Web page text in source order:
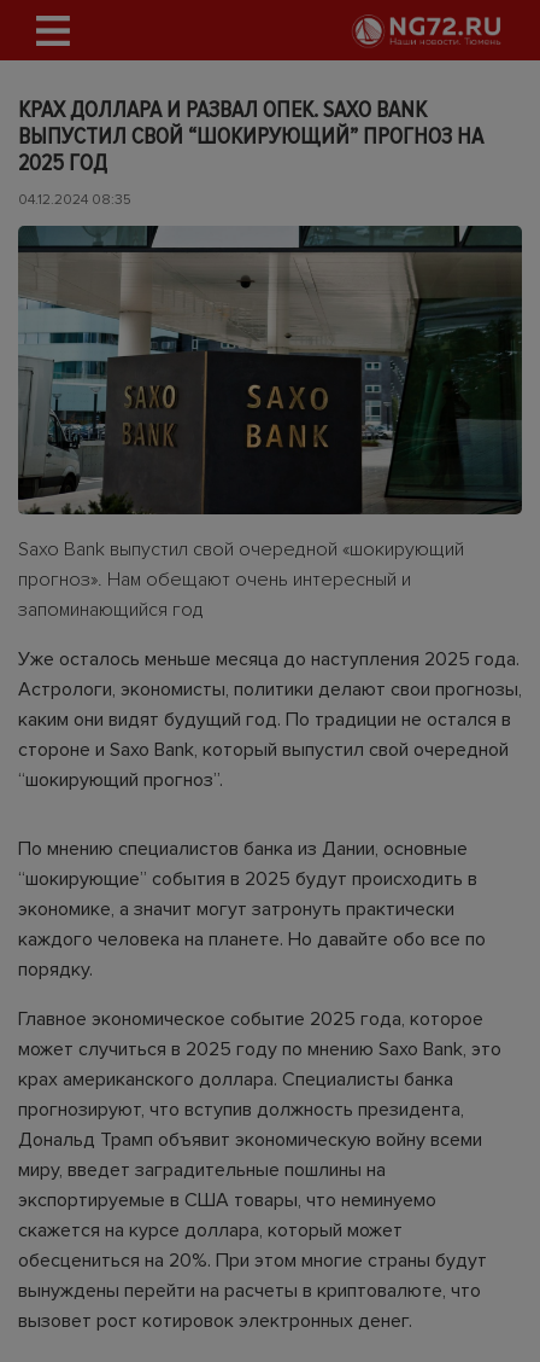
КРАХ ДОЛЛАРА И РАЗВАЛ ОПЕК. SAXO BANK
ВЫПУСТИЛ СВОЙ “ШОКИРУЮЩИЙ” ПРОГНОЗ НА
2025 ГОД
04.12.2024 08:35
Saxo Bank выпустил свой очередной «шокирующий
прогноз». Нам обещают очень интересный и
запоминающийся год
Уже осталось меньше месяца до наступления 2025 года.
Астрологи, экономисты, политики делают свои прогнозы,
каким они видят будущий год. По традиции не остался в
стороне и Saxo Bank, который выпустил свой очередной
“шокирующий прогноз”.
По мнению специалистов банка из Дании, основные
“шокирующие” события в 2025 будут происходить в
экономике, а значит могут затронуть практически
каждого человека на планете. Но давайте обо все по
порядку.
Главное экономическое событие 2025 года, которое
может случиться в 2025 году по мнению Saxo Bank, это
крах американского доллара. Специалисты банка
прогнозируют, что вступив должность президента,
Дональд Трамп объявит экономическую войну всеми
миру, введет заградительные пошлины на
экспортируемые в США товары, что неминуемо
скажется на курсе доллара, который может
обесцениться на 20%. При этом многие страны будут
вынуждены перейти на расчеты в криптовалюте, что
вызовет рост котировок электронных денег.